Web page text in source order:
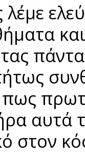
λέμε
πως
αυτά
στον